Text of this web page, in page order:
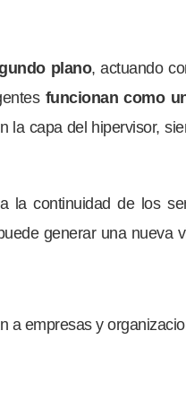
plano, actuando
funcionan como
la capa del hipervisor,
la continuidad de los
generar una nueva
a empresas y